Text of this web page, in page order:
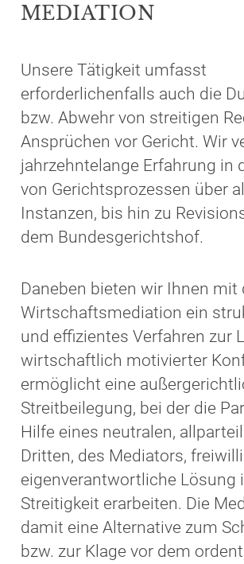
MEDIATION
Unsere Tätigkeit umfasst
erforderlichenfalls auch die
bzw. Abwehr von streitigen
Ansprüchen vor Gericht. Wir
jahrzehntelange Erfahrung in
von Gerichtsprozessen über
Instanzen, bis hin zu
dem Bundesgerichtshof.
Daneben bieten wir Ihnen mit
Wirtschaftsmediation ein
und effizientes Verfahren zur
wirtschaftlich motivierter
ermöglicht eine
Streitbeilegung, bei der die
Hilfe eines neutralen,
Dritten, des Mediators,
eigenverantwortliche Lösung
Streitigkeit erarbeiten. Die
damit eine Alternative zum
bzw. zur Klage vor dem